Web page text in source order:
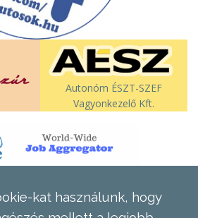
Autonóm ÉSZT-SZEF
Vagyonkezelő Kft.
kat használunk, hogy